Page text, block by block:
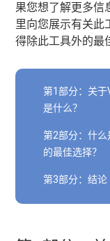
果您想了解更多信
里向您展示有关此
得除此工具外的最
第1部分：关
是什么？
第2部分：什
的最佳选择？
第3部分：结论